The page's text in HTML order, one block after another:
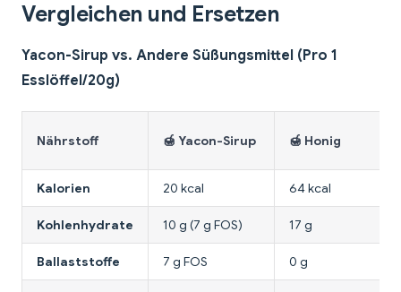
Vergleichen und Ersetzen
Yacon-Sirup vs. Andere Süßungsmittel (Pro 1
Esslöffel/20g)
Nährstoff 🍯 Yacon-Sirup 🍯 Honig
Kalorien 20 kcal 64 kcal
Kohlenhydrate 10 g (7 g FOS) 17 g
Ballaststoffe 7 g FOS 0 g